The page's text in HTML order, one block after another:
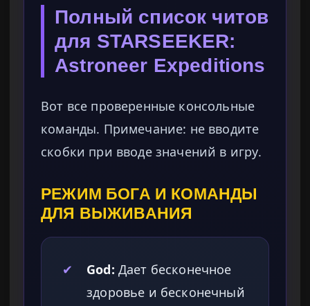
Полный список читов
для STARSEEKER:
Astroneer Expeditions
Вот все проверенные консольные
команды. Примечание: не вводите
скобки при вводе значений в игру.
РЕЖИМ БОГА И КОМАНДЫ
ДЛЯ ВЫЖИВАНИЯ
✔ God: Дает бесконечное
здоровье и бесконечный